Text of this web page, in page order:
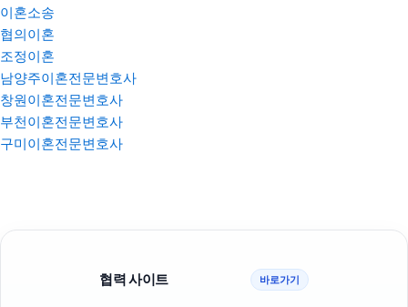
이혼소송
협의이혼
조정이혼
남양주이혼전문변호사
창원이혼전문변호사
부천이혼전문변호사
구미이혼전문변호사
협력 사이트 바로가기